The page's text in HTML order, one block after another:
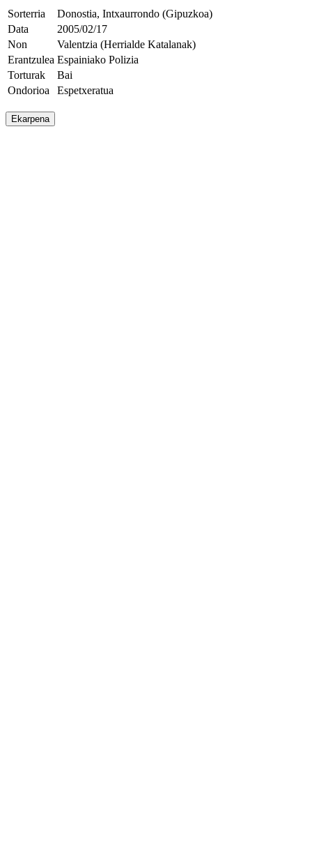
Sorterria
Donostia, Intxaurrondo (Gipuzkoa)
Data
2005/02/17
Non
Valentzia (Herrialde Katalanak)
Erantzulea Espainiako Polizia
Torturak
Bai
Ondorioa
Espetxeratua